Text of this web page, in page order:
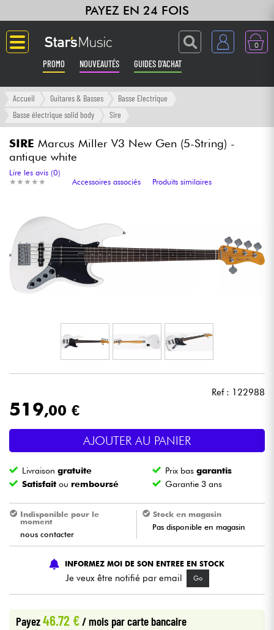
PAYEZ EN 24 FOIS
0
PROMO NOUVEAUTÉS GUIDES D'ACHAT
Langue
Amplis & Effets
Synthés & Sampleurs
Home Studio
Casques
Eclairage
Batteries & Percu
Vents
Violons & Quatuor
Eveil Musical
Câbles & Access.
Accueil Guitares & Basses
Basse Electrique
Basse électrique solid body
Sire
SIRE Marcus Miller V3 New Gen (5-String) -
antique white
★ ★ ★ ★ ★
★ ★ ★ ★ ★
Lire les avis (0)
Accessoires associés
Produits similaires
Ref : 122988
519,00 €
AJOUTER AU PANIER
Livraisongratuite Prix basgarantis
Satisfait ou remboursé Garantie 3 ans
Indisponible pour le
moment
nous contacter
Stock en magasin
Pas disponible en magasin
INFORMEZ MOI DE SON ENTREE EN STOCK
Je veux être notifié par email Go
Payez46.72 €/ mois par carte bancaire